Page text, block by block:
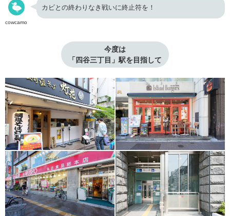
cowcamo
カビとの終わりなき戦いに終止符を！
今度は
「四谷三丁目」駅を目指して